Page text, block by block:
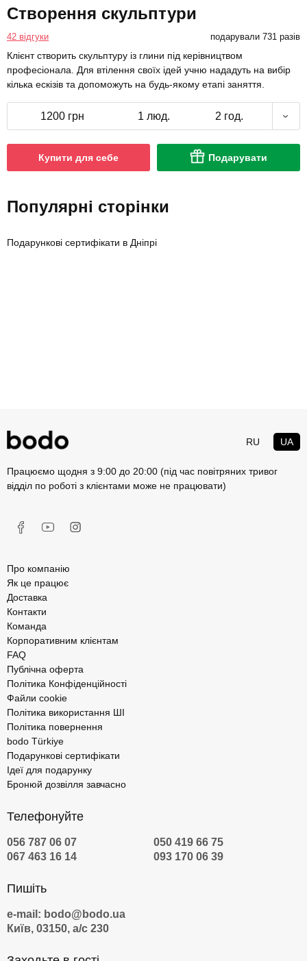
Створення скульптури
42 відгуки подарували 731 разів
Клієнт створить скульптуру із глини під керівництвом
професіонала. Для втілення своїх ідей учню нададуть на вибір
кілька ескізів та допоможуть на будь-якому етапі заняття.
1200 грн 1 люд. 2 год.
Купити для себе Подарувати
Популярні сторінки
Подарункові сертифікати в Дніпрі
RU UA
Працюємо щодня з 9:00 до 20:00 (під час повітряних тривог
відділ по роботі з клієнтами може не працювати)
Про компанію
Як це працює
Доставка
Контакти
Команда
Корпоративним клієнтам
FAQ
Публічна оферта
Політика Конфіденційності
Файли cookie
Політика використання ШІ
Політика повернення
bodo Türkiye
Подарункові сертифікати
Ідеї для подарунку
Бронюй дозвілля завчасно
Телефонуйте
056 787 06 07
050 419 66 75
067 463 16 14
093 170 06 39
Пишіть
e-mail: bodo@bodo.ua
Київ, 03150, а/с 230